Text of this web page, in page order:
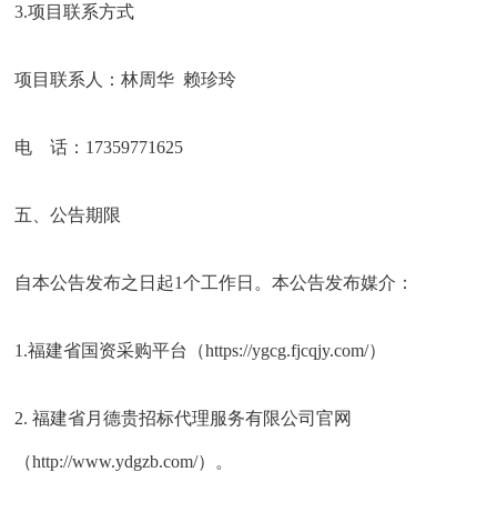
3.项目联系方式
项目联系人：林周华 赖珍玲
电 话：17359771625
五、公告期限
自本公告发布之日起1个工作日。本公告发布媒介：
1.福建省国资采购平台（https://ygcg.fjcqjy.com/）
2. 福建省月德贵招标代理服务有限公司官网
（http://www.ydgzb.com/）。